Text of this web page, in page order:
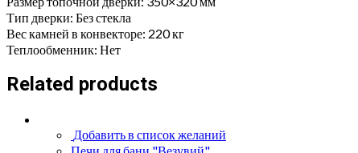
Тип дверки: Без стекла
Вес камней в конвекторе: 220кг
Теплообменник: Нет
Related products
Добавить в список желаний